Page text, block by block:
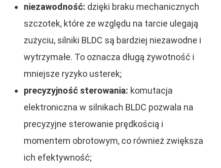
niezawodność: dzięki braku mechanicznych
szczotek, które ze względu na tarcie ulegają
zużyciu, silniki BLDC są bardziej niezawodne i
wytrzymałe. To oznacza długą żywotność i
mniejsze ryzyko usterek;
precyzyjność sterowania: komutacja
elektroniczna w silnikach BLDC pozwala na
precyzyjne sterowanie prędkością i
momentem obrotowym, co również zwiększa
ich efektywność;